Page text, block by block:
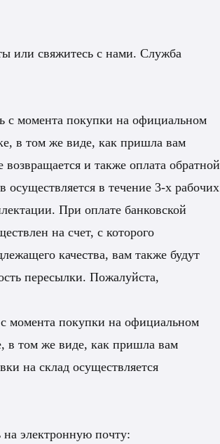
или свяжитесь с нами. Служба
с момента покупки на официальном
в том же виде, как пришла вам
и также оплата обратной
осуществляется в течение 3-х рабочих
При оплате банковской
на счет, с которого
качества, вам также будут
пересылки. Пожалуйста,
с момента покупки на официальном
в том же виде, как пришла вам
на склад осуществляется
электронную почту: